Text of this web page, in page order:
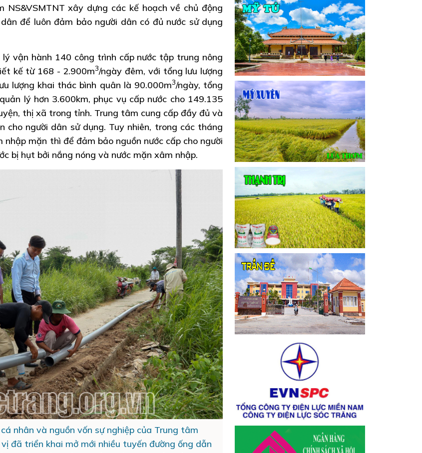
NS&VSMTNT xây dựng các kế hoạch về chủ động
để luôn đảm bảo người dân có đủ nước sử dụng
vận hành 140 công trình cấp nước tập trung nông
kế từ 168 - 2.900m3/ngày đêm, với tổng lưu lượng
lượng khai thác bình quân là 90.000m3/ngày, tổng
lý hơn 3.600km, phục vụ cấp nước cho 149.135
thị xã trong tỉnh. Trung tâm cung cấp đầy đủ và
cho người dân sử dụng. Tuy nhiên, trong các tháng
mặn thì để đảm bảo nguồn nước cấp cho người
bị hụt bởi nắng nóng và nước mặn xâm nhập.
nhân và nguồn vốn sự nghiệp của Trung tâm
đã triển khai mở mới nhiều tuyến đường ống dẫn